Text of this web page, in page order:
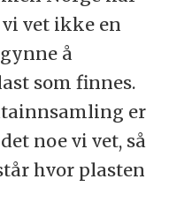
vet ikke en
å
som finnes.
er
noe vi vet, så
hvor plasten